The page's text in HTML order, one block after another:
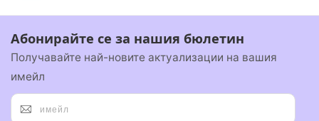
Абонирайте се за нашия бюлетин
Получавайте най-новите актуализации на вашия
имейл